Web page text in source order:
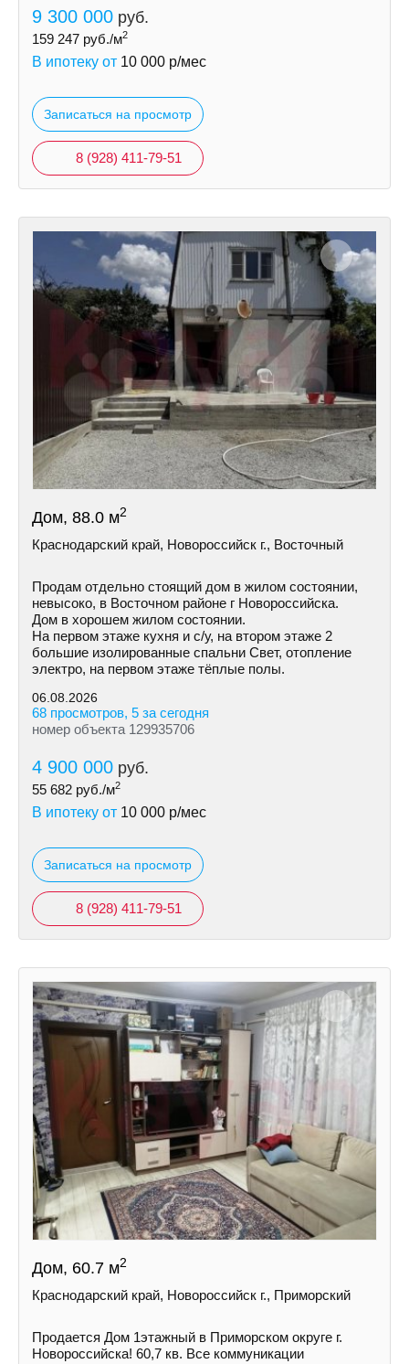
9 300 000 руб.
159 247 руб./м2
В ипотеку от 10 000 р/мес
Записаться на просмотр
8 (928) 411-79-51
Дом, 88.0 м2
Краснодарский край, Новороссийск г., Восточный
Продам отдельно стоящий дом в жилом состоянии,
невысоко, в Восточном районе г Новороссийска.
Дом в хорошем жилом состоянии.
На первом этаже кухня и с/у, на втором этаже 2
большие изолированные спальни Свет, отопление
электро, на первом этаже тёплые полы.
06.08.2026
68 просмотров, 5 за сегодня
номер объекта 129935706
4 900 000 руб.
55 682 руб./м2
В ипотеку от 10 000 р/мес
Записаться на просмотр
8 (928) 411-79-51
Дом, 60.7 м2
Краснодарский край, Новороссийск г., Приморский
Продается Дом 1этажный в Приморском округе г.
Новороссийска! 60,7 кв. Все коммуникации